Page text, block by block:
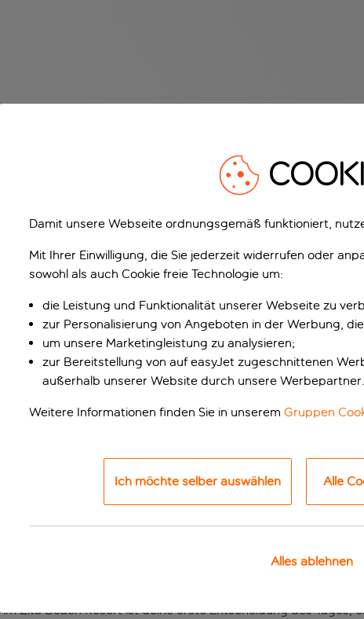
mit schönen gewölbten Terrassen liegen verstreut
Zita Beach Resort ist deine erste Entscheidung des
Damit unsere Webseite ordnungsgemäß funktioniert,
Mit Ihrer Einwilligung, die Sie jederzeit widerrufen oder
sowohl als auch Cookie freie Technologie um:
die Leistung und Funktionalität unserer Webseite zu
zur Personalisierung von Angeboten in der Werbung,
um unsere Marketingleistung zu analysieren;
zur Bereitstellung von auf easyJet zugeschnittenen
außerhalb unserer Website durch unsere Werbepartner.
Weitere Informationen finden Sie in unserem Gruppen
Ich möchte selber auswählen Alle
Alles ablehnen